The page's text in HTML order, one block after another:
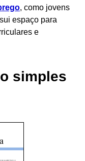
, como jovens
espaço para
e
simples